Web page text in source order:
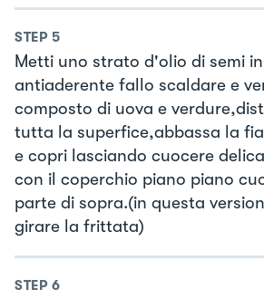
STEP 5
Metti uno strato d'olio di semi
antiaderente fallo scaldare e
composto di uova e
tutta la superfice,abbassa la
e copri lasciando cuocere
con il coperchio piano piano
parte di sopra.(in questa
girare la frittata)
STEP 6